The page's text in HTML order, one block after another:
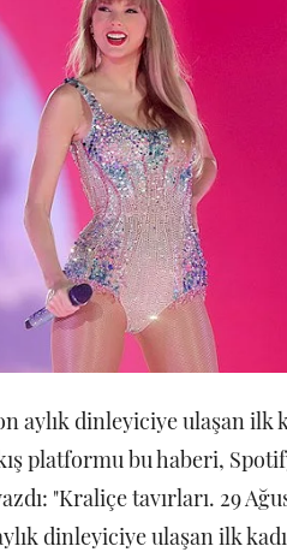
aylık dinleyiciye ulaşan ilk
platformu bu haberi,
"Kraliçe tavırları. 29
dinleyiciye ulaşan ilk